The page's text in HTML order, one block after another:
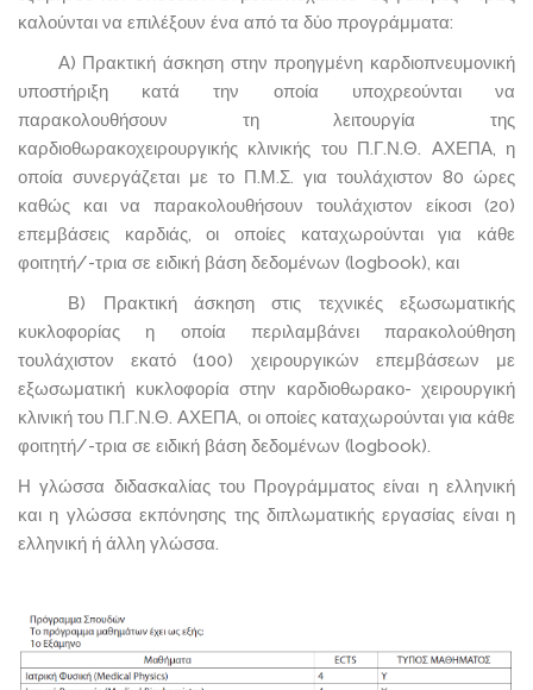
καλούνται να επιλέξουν ένα από τα δύο προγράμματα:
Α) Πρακτική άσκηση στην προηγμένη καρδιοπνευμονική
υποστήριξη κατά την οποία υποχρεούνται να
παρακολουθήσουν τη λειτουργία της
καρδιοθωρακοχειρουργικής κλινικής του Π.Γ.Ν.Θ. ΑΧΕΠΑ, η
οποία συνεργάζεται με το Π.Μ.Σ. για τουλάχιστον 80 ώρες
καθώς και να παρακολουθήσουν τουλάχιστον είκοσι (20)
επεμβάσεις καρδιάς, οι οποίες καταχωρούνται για κάθε
φοιτητή/-τρια σε ειδική βάση δεδομένων (logbook), και
Β) Πρακτική άσκηση στις τεχνικές εξωσωματικής
κυκλοφορίας η οποία περιλαμβάνει παρακολούθηση
τουλάχιστον εκατό (100) χειρουργικών επεμβάσεων με
εξωσωματική κυκλοφορία στην καρδιοθωρακο- χειρουργική
κλινική του Π.Γ.Ν.Θ. ΑΧΕΠΑ, οι οποίες καταχωρούνται για κάθε
φοιτητή/-τρια σε ειδική βάση δεδομένων (logbook).
Η γλώσσα διδασκαλίας του Προγράμματος είναι η ελληνική
και η γλώσσα εκπόνησης της διπλωματικής εργασίας είναι η
ελληνική ή άλλη γλώσσα.